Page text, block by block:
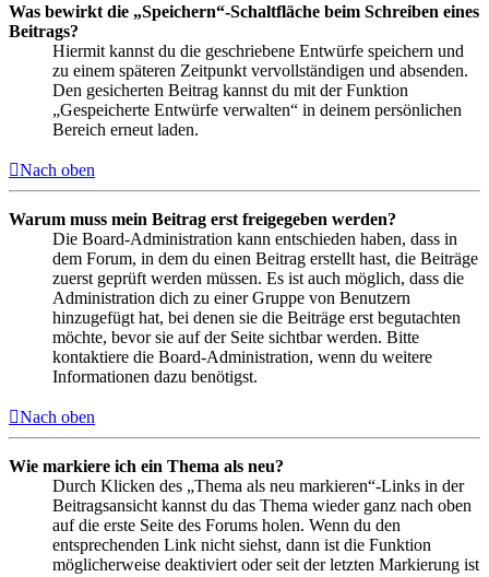
Was bewirkt die „Speichern“-Schaltfläche beim Schreiben eines
Beitrags?
Hiermit kannst du die geschriebene Entwürfe speichern und
zu einem späteren Zeitpunkt vervollständigen und absenden.
Den gesicherten Beitrag kannst du mit der Funktion
„Gespeicherte Entwürfe verwalten“ in deinem persönlichen
Bereich erneut laden.
Nach oben
Warum muss mein Beitrag erst freigegeben werden?
Die Board-Administration kann entschieden haben, dass in
dem Forum, in dem du einen Beitrag erstellt hast, die Beiträge
zuerst geprüft werden müssen. Es ist auch möglich, dass die
Administration dich zu einer Gruppe von Benutzern
hinzugefügt hat, bei denen sie die Beiträge erst begutachten
möchte, bevor sie auf der Seite sichtbar werden. Bitte
kontaktiere die Board-Administration, wenn du weitere
Informationen dazu benötigst.
Nach oben
Wie markiere ich ein Thema als neu?
Durch Klicken des „Thema als neu markieren“-Links in der
Beitragsansicht kannst du das Thema wieder ganz nach oben
auf die erste Seite des Forums holen. Wenn du den
entsprechenden Link nicht siehst, dann ist die Funktion
möglicherweise deaktiviert oder seit der letzten Markierung ist